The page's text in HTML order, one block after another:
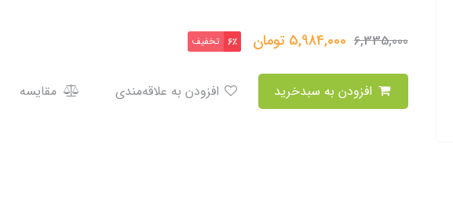
6,335,000
5,984,000 تومان 6٪ تخفیف
مقایسه